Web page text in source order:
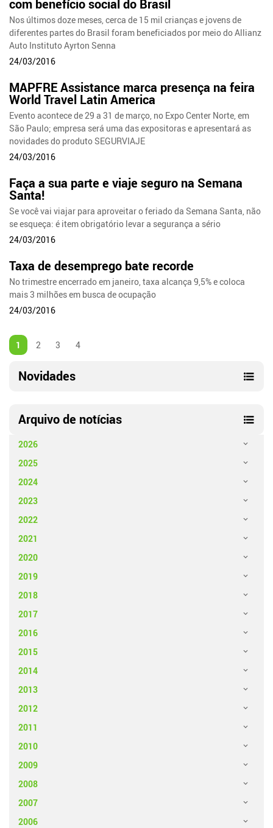
com benefício social do Brasil
Nos últimos doze meses, cerca de 15 mil crianças e jovens de
diferentes partes do Brasil foram beneficiados por meio do Allianz
Auto Instituto Ayrton Senna
24/03/2016
MAPFRE Assistance marca presença na feira
World Travel Latin America
Evento acontece de 29 a 31 de março, no Expo Center Norte, em
São Paulo; empresa será uma das expositoras e apresentará as
novidades do produto SEGURVIAJE
24/03/2016
Faça a sua parte e viaje seguro na Semana
Santa!
Se você vai viajar para aproveitar o feriado da Semana Santa, não
se esqueça: é item obrigatório levar a segurança a sério
24/03/2016
Taxa de desemprego bate recorde
No trimestre encerrado em janeiro, taxa alcança 9,5% e coloca
mais 3 milhões em busca de ocupação
24/03/2016
1 2 3 4
Novidades
Arquivo de notícias
2026
2025
2024
2023
2022
2021
2020
2019
2018
2017
2016
2015
2014
2013
2012
2011
2010
2009
2008
2007
2006